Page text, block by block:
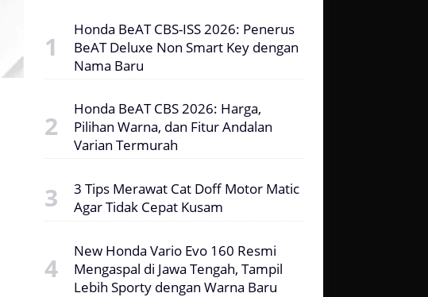
Honda BeAT CBS-ISS 2026: Penerus
BeAT Deluxe Non Smart Key dengan
Nama Baru
Honda BeAT CBS 2026: Harga,
Pilihan Warna, dan Fitur Andalan
Varian Termurah
3 Tips Merawat Cat Doff Motor Matic
Agar Tidak Cepat Kusam
New Honda Vario Evo 160 Resmi
Mengaspal di Jawa Tengah, Tampil
Lebih Sporty dengan Warna Baru